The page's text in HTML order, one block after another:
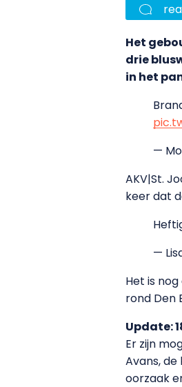
Het
drie
in het
—
AKV|St.
keer dat
—
Het is
rond Den
Update:
Er zijn
Avans,
oorzaak